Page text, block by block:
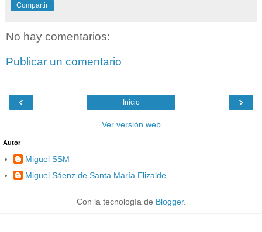
Compartir
No hay comentarios:
Publicar un comentario
‹ ›
Inicio
Ver versión web
Autor
Miguel SSM
Miguel Sáenz de Santa María Elizalde
Con la tecnología de Blogger.